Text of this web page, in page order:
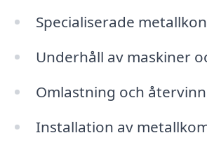
Specialiserade
Underhåll av maskiner
Omlastning och
Installation av